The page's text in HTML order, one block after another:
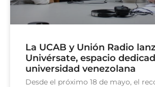
La UCAB y Unión Radio
Univérsate, espacio
universidad venezolana
Desde el próximo 18 de mayo, el